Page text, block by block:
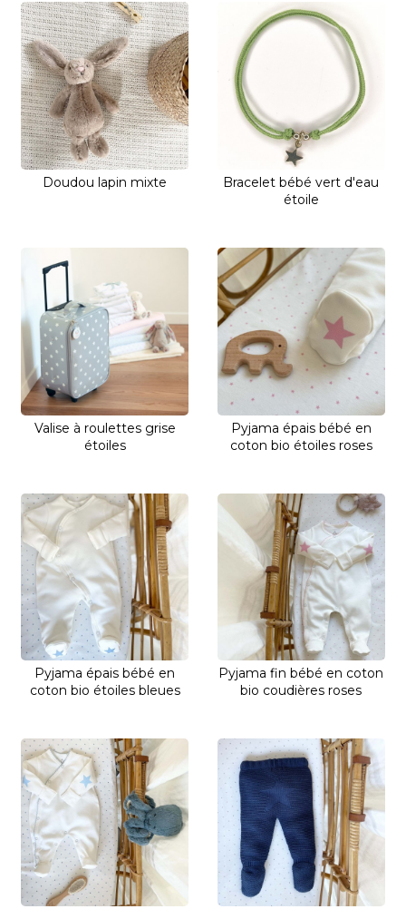
Doudou lapin mixte
Bracelet bébé vert d'eau
étoile
Valise à roulettes grise
étoiles
Pyjama épais bébé en
coton bio étoiles roses
Pyjama épais bébé en
coton bio étoiles bleues
Pyjama fin bébé en coton
bio coudières roses